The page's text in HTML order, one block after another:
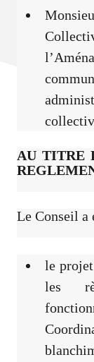
AU TITRE
Le Conseil a
le
les